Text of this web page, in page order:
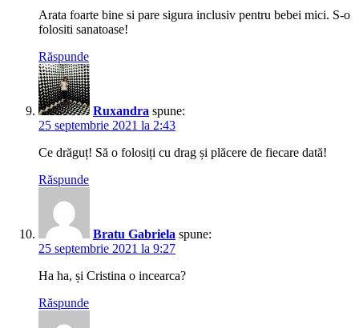
Arata foarte bine si pare sigura inclusiv pentru bebei mici. S-o
folositi sanatoase!
Răspunde
Ruxandra spune:
25 septembrie 2021 la 2:43
Ce drăguț! Să o folosiți cu drag și plăcere de fiecare dată!
Răspunde
Bratu Gabriela spune:
25 septembrie 2021 la 9:27
Ha ha, și Cristina o incearca?
Răspunde